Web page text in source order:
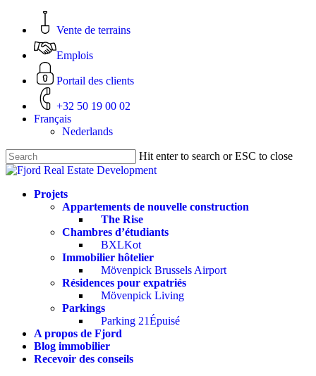
content
Vente de terrains
Emplois
Portail des clients
+32 50 19 00 02
Français
Nederlands
Hit enter to search or ESC to close
Close
Menu
Projets
Appartements de nouvelle construction
The Rise
Chambres d’étudiants
BXLKot
Immobilier hôtelier
Mövenpick Brussels Airport
Résidences pour expatriés
Mövenpick Living
Parkings
Parking 21Épuisé
A propos de Fjord
Blog immobilier
Recevoir des conseils